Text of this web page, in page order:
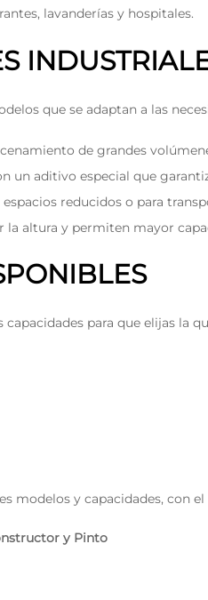
lavanderías y hospitales.
que se adaptan a las
de grandes
un aditivo especial que
espacios reducidos o para
la altura y permiten mayor
para que elijas la
modelos y capacidades, con
y Pinto